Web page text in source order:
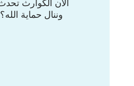
وتنتمي إليه. هذه هي
فالله لا يخلقُ الأشياء
خلقها وينقّي كل
الآن الكوارث
وننال حماية